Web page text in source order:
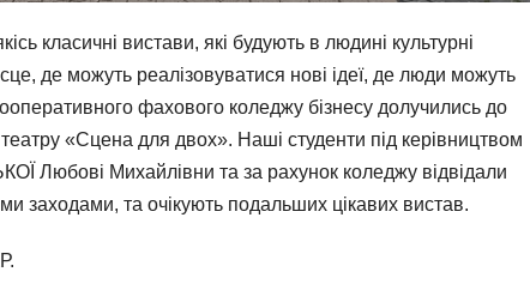
класичні вистави, які будують в людині культурні
де можуть реалізовуватися нові ідеї, де люди можуть
фахового коледжу бізнесу долучились до
«Сцена для двох». Наші студенти під керівництвом
Любові Михайлівни та за рахунок коледжу відвідали
заходами, та очікують подальших цікавих вистав.